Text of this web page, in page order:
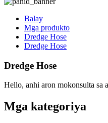
Balay
Mga produkto
Dredge Hose
Dredge Hose
Dredge Hose
Hello, anhi aron mokonsulta sa
Mga kategoriya